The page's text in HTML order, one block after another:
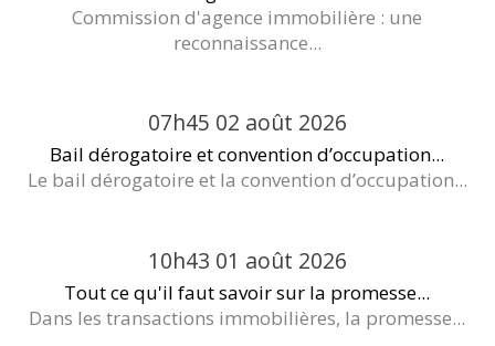
Commission d'agence immobilière : une
reconnaissance...
07h45 02 août 2026
Bail dérogatoire et convention d’occupation...
Le bail dérogatoire et la convention d’occupation...
10h43 01 août 2026
Tout ce qu'il faut savoir sur la promesse...
Dans les transactions immobilières, la promesse...